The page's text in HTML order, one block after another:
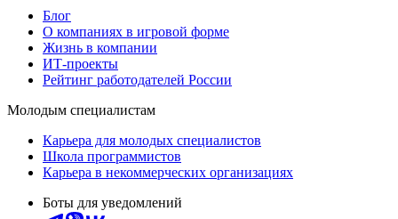
Блог
О компаниях в игровой форме
Жизнь в компании
ИТ-проекты
Рейтинг работодателей России
Молодым специалистам
Карьера для молодых специалистов
Школа программистов
Карьера в некоммерческих организациях
Боты для уведомлений